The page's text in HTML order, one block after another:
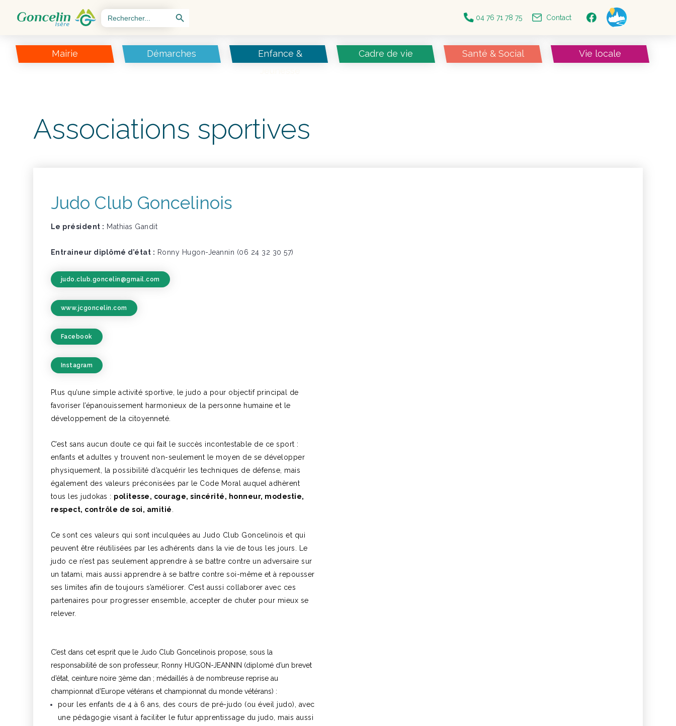
Search
for:
Search Button
04 76 71 78 75 Contact
Mairie Démarches
Enfance &
Cadre de vie Santé & Social Vie locale
Associations sportives
Judo Club Goncelinois
Le président : Mathias Gandit
Entraineur diplômé d’état : Ronny Hugon-Jeannin (06 24 32 30 57)
judo.club.goncelin@gmail.com
www.jcgoncelin.com
Facebook
Instagram
Plus qu’une simple activité sportive, le judo a pour objectif principal de
favoriser l’épanouissement harmonieux de la personne humaine et le
développement de la citoyenneté.
C’est sans aucun doute ce qui fait le succès incontestable de ce sport :
enfants et adultes y trouvent non-seulement le moyen de se développer
physiquement, la possibilité d’acquérir les techniques de défense, mais
également des valeurs préconisées par le Code Moral auquel adhèrent
tous les judokas : politesse, courage, sincérité, honneur, modestie,
respect, contrôle de soi, amitié
Ce sont ces valeurs qui sont inculquées au Judo Club Goncelinois et qui
peuvent être réutilisées par les adhérents dans la vie de tous les jours. Le
judo ce n’est pas seulement apprendre à se battre contre un adversaire sur
un tatami, mais aussi apprendre à se battre contre soi-même et à repousser
ses limites afin de toujours s’améliorer. C’est aussi collaborer avec ces
partenaires pour progresser ensemble, accepter de chuter pour mieux se
relever.
C’est dans cet esprit que le Judo Club Goncelinois propose, sous la
responsabilité de son professeur, Ronny HUGON-JEANNIN (diplomé d’un brevet
d’état, ceinture noire 3ème dan ; médaillés à de nombreuse reprise au
championnat d’Europe vétérans et championnat du monde vétérans) :
pour les enfants de 4 à 6 ans, des cours de pré-judo (ou éveil judo), avec
une pédagogie visant à faciliter le futur apprentissage du judo, mais aussi